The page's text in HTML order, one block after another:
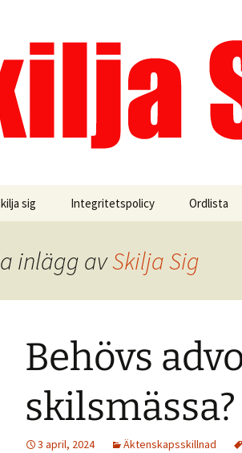
Sig
sig Integritetspolicy Ordlista
Bodelning
Delad
inlägg avSkilja Sig
Behövs
skilsmässa?
3 april, 2024 Äktenskapsskillnad